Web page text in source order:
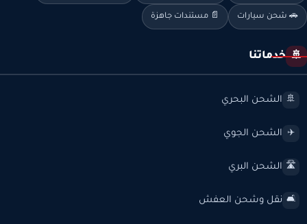
🚗 شحن سيارات 📄 مستندات جاهزة
🚢 خدماتنا
🚢 الشحن البحري
✈️ الشحن الجوي
🛣️ الشحن البري
🛋️ نقل وشحن العفش